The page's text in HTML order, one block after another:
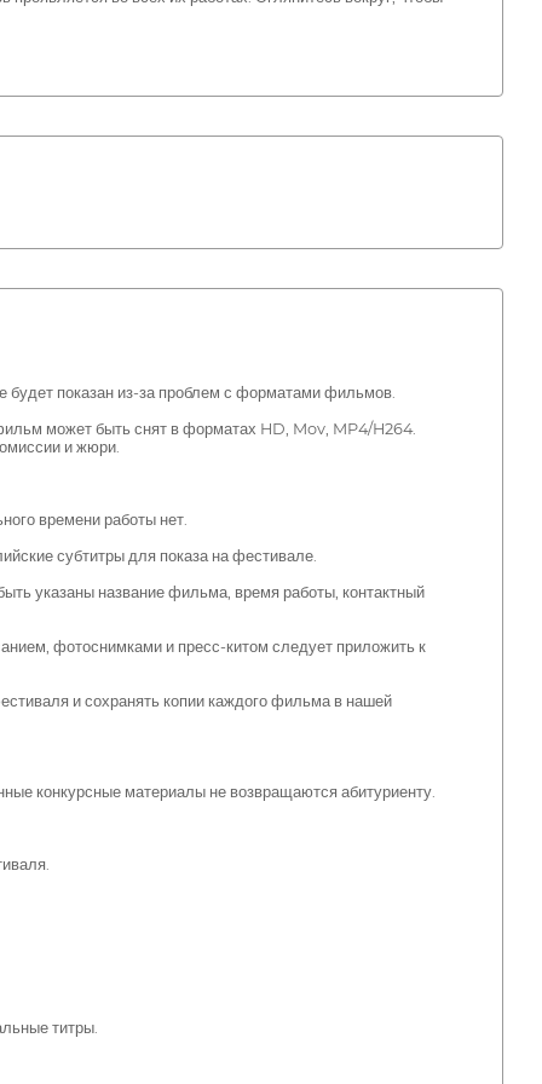
будет показан из-за проблем с форматами фильмов.
может быть снят в форматах HD, Mov, MP4/H264.
и жюри.
времени работы нет.
субтитры для показа на фестивале.
указаны название фильма, время работы, контактный
фотоснимками и пресс-китом следует приложить к
и сохранять копии каждого фильма в нашей
конкурсные материалы не возвращаются абитуриенту.
титры.